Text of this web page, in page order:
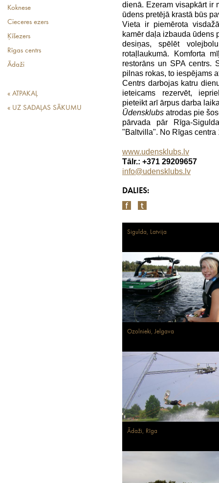
Koknese
Cieceres ezers
Ķīšezers
Rīgas centrs
Ādaži
« ATPAKAĻ
« UZ SADAĻAS SĀKUMU
dienā. Ezeram visapkārt ir
ūdens pretējā krastā būs
Vieta ir piemērota
kamēr daļa izbauda ūdens
desiņas, spēlēt
rotaļlaukumā. Komforta
restorāns un SPA centrs.
pilnas rokas, to iespējams
Centrs darbojas katru
ieteicams rezervēt,
pieteikt arī ārpus darba
Ūdensklubs atrodas pie
pārvada pār Rīga-
"Baltvilla". No Rīgas centra
www.udensklubs.lv
Tālr.: +371 29209657
info@udensklubs.lv
DALIES:
Sigulda, Latvija
Ozolnieki, Jelgava
Ādaži, Rīga